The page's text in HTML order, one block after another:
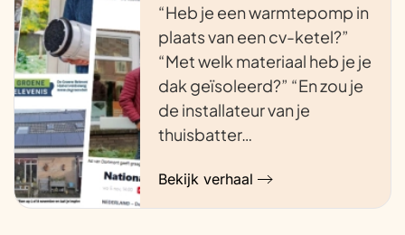
“Heb je een warmtepomp in
plaats van een cv-ketel?”
“Met welk materiaal heb je je
dak geïsoleerd?” “En zou je
de installateur van je
thuisbatter…
Bekijk verhaal